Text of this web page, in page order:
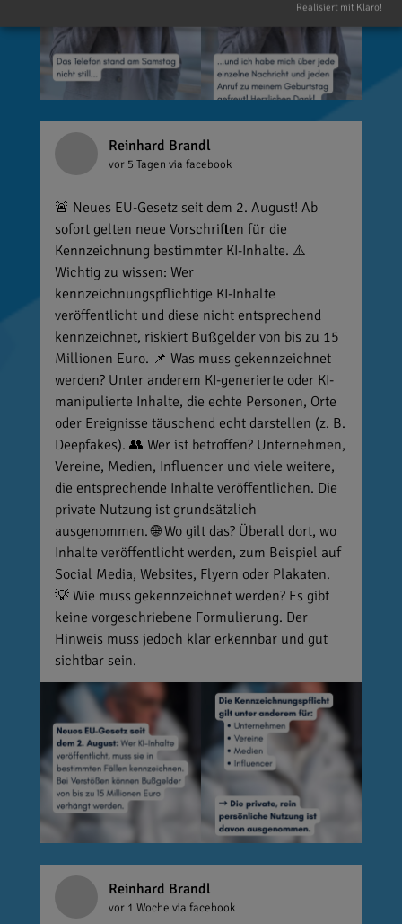
Reinhard Brandl
vor 5 Tagen via facebook
🚨 Neues EU-Gesetz seit dem 2. August! Ab
sofort gelten neue Vorschriften für die
Kennzeichnung bestimmter KI-Inhalte. ⚠️
Wichtig zu wissen: Wer
kennzeichnungspflichtige KI-Inhalte
veröffentlicht und diese nicht entsprechend
kennzeichnet, riskiert Bußgelder von bis zu 15
Millionen Euro. 📌 Was muss gekennzeichnet
werden? Unter anderem KI-generierte oder KI-
manipulierte Inhalte, die echte Personen, Orte
oder Ereignisse täuschend echt darstellen (z. B.
Deepfakes). 👥 Wer ist betroffen? Unternehmen,
Vereine, Medien, Influencer und viele weitere,
die entsprechende Inhalte veröffentlichen. Die
private Nutzung ist grundsätzlich
ausgenommen. 🌐 Wo gilt das? Überall dort, wo
Inhalte veröffentlicht werden, zum Beispiel auf
Social Media, Websites, Flyern oder Plakaten.
💡 Wie muss gekennzeichnet werden? Es gibt
keine vorgeschriebene Formulierung. Der
Hinweis muss jedoch klar erkennbar und gut
sichtbar sein.
Reinhard Brandl
vor 1 Woche via facebook
Realisiert mit Klaro!